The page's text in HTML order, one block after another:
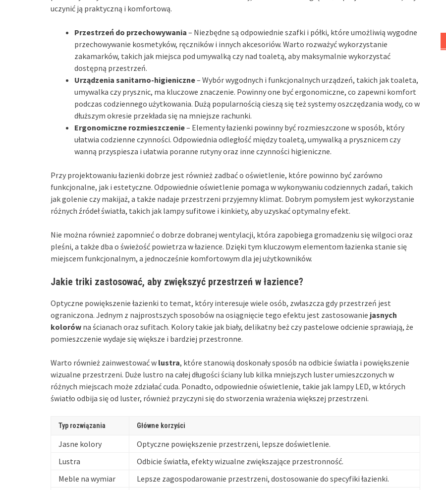
uczynić ją praktyczną i komfortową.
Przestrzeń do przechowywania – Niezbędne są odpowiednie szafki i półki, które umożliwią wygodne
przechowywanie kosmetyków, ręczników i innych akcesoriów. Warto rozważyć wykorzystanie
zakamarków, takich jak miejsca pod umywalką czy nad toaletą, aby maksymalnie wykorzystać
dostępną przestrzeń.
Urządzenia sanitarno-higieniczne– Wybór wygodnych i funkcjonalnych urządzeń, takich jak toaleta,
umywalka czy prysznic, ma kluczowe znaczenie. Powinny one być ergonomiczne, co zapewni komfort
podczas codziennego użytkowania. Dużą popularnością cieszą się też systemy oszczędzania wody, co w
dłuższym okresie przekłada się na mniejsze rachunki.
Ergonomiczne rozmieszczenie– Elementy łazienki powinny być rozmieszczone w sposób, który
ułatwia codzienne czynności. Odpowiednia odległość między toaletą, umywalką a prysznicem czy
wanną przyspiesza i ułatwia poranne rutyny oraz inne czynności higieniczne.
Przy projektowaniu łazienki dobrze jest również zadbać o oświetlenie, które powinno być zarówno
funkcjonalne, jak i estetyczne. Odpowiednie oświetlenie pomaga w wykonywaniu codziennych zadań, takich
jak golenie czy makijaż, a także nadaje przestrzeni przyjemny klimat. Dobrym pomysłem jest wykorzystanie
różnych źródeł światła, takich jak lampy sufitowe i kinkiety, aby uzyskać optymalny efekt.
Nie można również zapomnieć o dobrze dobranej wentylacji, która zapobiega gromadzeniu się wilgoci oraz
pleśni, a także dba o świeżość powietrza w łazience. Dzięki tym kluczowym elementom łazienka stanie się
miejscem funkcjonalnym, a jednocześnie komfortowym dla jej użytkowników.
Jakie triki zastosować, aby zwiększyć przestrzeń w łazience?
Optyczne powiększenie łazienki to temat, który interesuje wiele osób, zwłaszcza gdy przestrzeń jest
ograniczona. Jednym z najprostszych sposobów na osiągnięcie tego efektu jest zastosowanie jasnych
kolorów na ścianach oraz sufitach. Kolory takie jak biały, delikatny beż czy pastelowe odcienie sprawiają, że
pomieszczenie wydaje się większe i bardziej przestronne.
Warto również zainwestować w lustra, które stanowią doskonały sposób na odbicie światła i powiększenie
wizualne przestrzeni. Duże lustro na całej długości ściany lub kilka mniejszych luster umieszczonych w
różnych miejscach może zdziałać cuda. Ponadto, odpowiednie oświetlenie, takie jak lampy LED, w których
światło odbija się od luster, również przyczyni się do stworzenia wrażenia większej przestrzeni.
Typ rozwiązania Główne korzyści
Jasne kolory
Optyczne powiększenie przestrzeni, lepsze doświetlenie.
Lustra
Odbicie światła, efekty wizualne zwiększające przestronność.
Meble na wymiar
Lepsze zagospodarowanie przestrzeni, dostosowanie do specyfiki łazienki.